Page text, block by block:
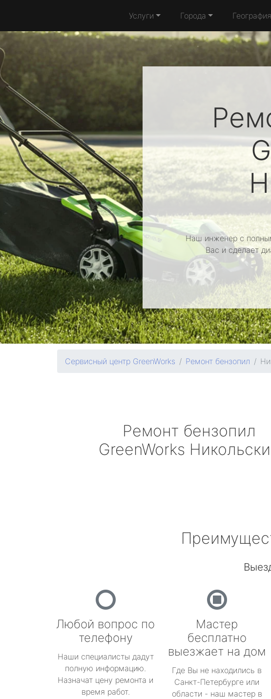
Услуги Города География
Наш инженер с
Вас и сделает
Сервисный центр GreenWorks Ремонт бензопил
Ремонт бензопил
GreenWorks
Любой вопрос по
телефону
Наши специалисты дадут
полную информацию.
Назначат цену ремонта и
время работ.
Мастер
бесплатно
выезжает на дом
Где Вы не находились в
Санкт-Петербурге или
области - наш мастер в